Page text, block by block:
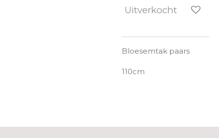
Uitverkocht
Bloesemtak paars
110cm